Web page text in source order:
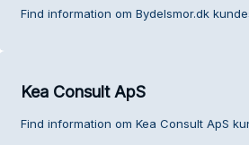
Find information om Bydelsmor.dk
Kea Consult ApS
Find information om Kea Consult ApS